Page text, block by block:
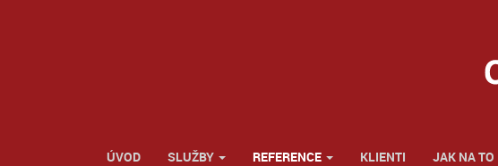
ÚVOD SLUŽBY REFERENCE KLIENTI JAK NA TO